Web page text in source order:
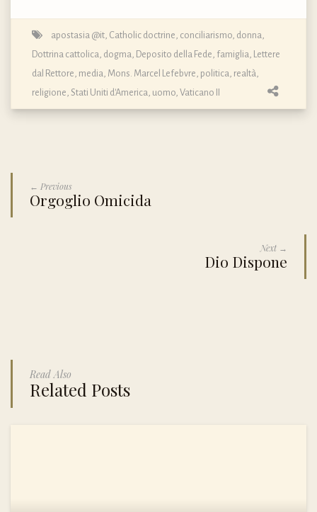
apostasia @it Catholic doctrine conciliarismo donna
Dottrina cattolica, dogma, Deposito della Fede famiglia Lettere
dal Rettore media Mons. Marcel Lefebvre politica realtà
religione Stati Uniti d'America uomo Vaticano II
← Previous
Orgoglio Omicida
Next →
Dio Dispone
Read Also
Related Posts